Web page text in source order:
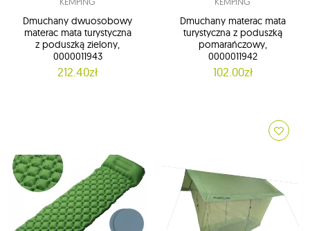
Dmuchany dwuosobowy
materac mata turystyczna
z poduszką zielony,
0000011943
212.40zł
Dmuchany materac mata
turystyczna z poduszką
pomarańczowy,
0000011942
102.00zł